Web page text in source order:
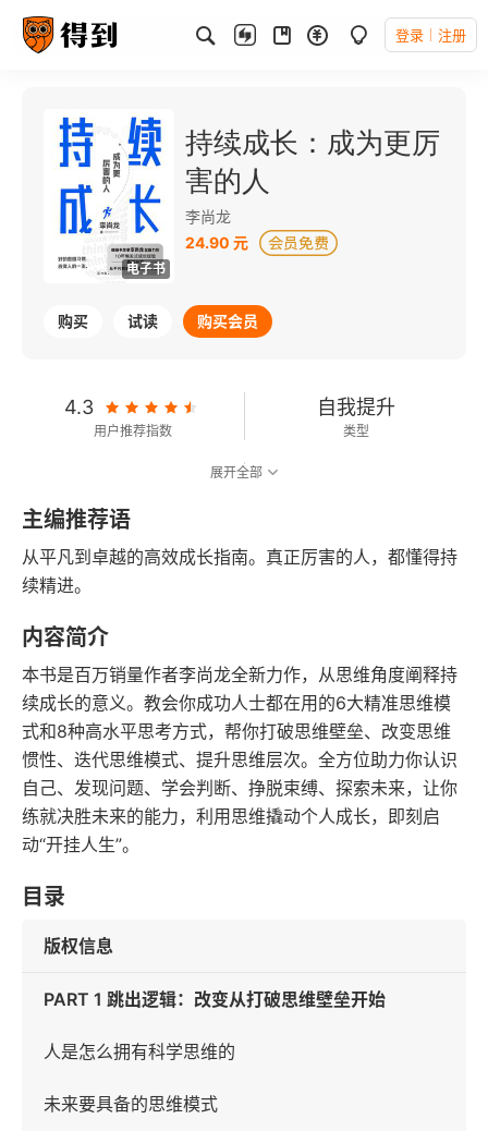
登录 注册
电子书
持续成长：成为更厉
害的人
李尚龙
24.90 元
购买 试读 购买会员
4.3
用户推荐指数
自我提升
类型
113千字
字数
2022-09-01
发行日期
展开全部
主编推荐语
从平凡到卓越的高效成长指南。真正厉害的人，都懂得持
续精进。
内容简介
本书是百万销量作者李尚龙全新力作，从思维角度阐释持
续成长的意义。教会你成功人士都在用的6大精准思维模
式和8种高水平思考方式，帮你打破思维壁垒、改变思维
惯性、迭代思维模式、提升思维层次。全方位助力你认识
自己、发现问题、学会判断、挣脱束缚、探索未来，让你
练就决胜未来的能力，利用思维撬动个人成长，即刻启
动“开挂人生”。
目录
版权信息
PART 1 跳出逻辑：改变从打破思维壁垒开始
人是怎么拥有科学思维的
未来要具备的思维模式